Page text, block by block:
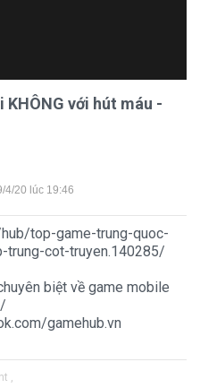
KHÔNG với hút máu -
4/20 lúc 19:46
top-game-trung-quoc-
trung-cot-truyen.140285/
biệt về game mobile
gamehub.vn
,